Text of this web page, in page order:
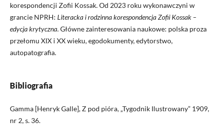
korespondencji Zofii Kossak. Od 2023 roku wykonawczyni w
grancie NPRH: Literacka i rodzinna korespondencja Zofii Kossak –
edycja krytyczna. Główne zainteresowania naukowe: polska proza
przełomu XIX i XX wieku, egodokumenty, edytorstwo,
autopatografia.
Bibliografia
Gamma [Henryk Galle], Z pod pióra, „Tygodnik Ilustrowany” 1909,
nr 2, s. 36.